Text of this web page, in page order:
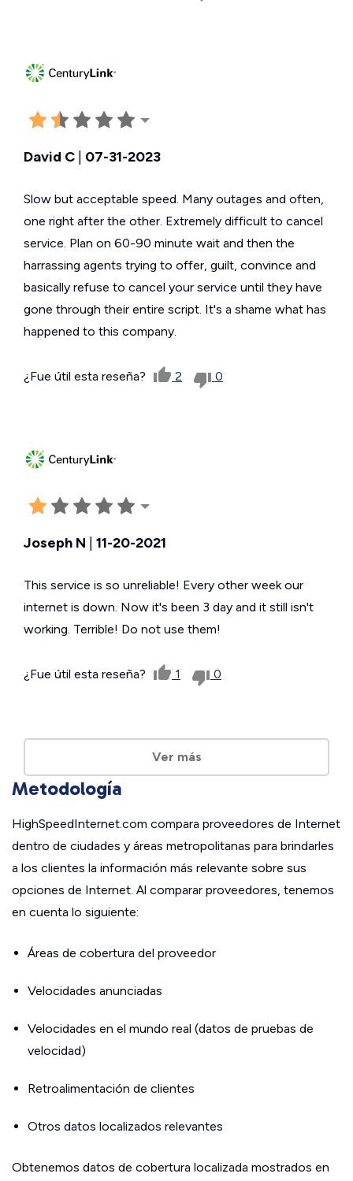
David C | 07-31-2023
Slow but acceptable speed. Many outages and often,
one right after the other. Extremely difficult to cancel
service. Plan on 60-90 minute wait and then the
harrassing agents trying to offer, guilt, convince and
basically refuse to cancel your service until they have
gone through their entire script. It's a shame what has
happened to this company.
¿Fue útil esta reseña? 2 0
Joseph N 11-20-2021
This service is so unreliable! Every other week our
internet is down. Now it's been 3 day and it still isn't
working. Terrible! Do not use them!
¿Fue útil esta reseña? 1 0
Ver más
Metodología
HighSpeedInternet.com compara proveedores de Internet
dentro de ciudades y áreas metropolitanas para brindarles
a los clientes la información más relevante sobre sus
opciones de Internet. Al comparar proveedores, tenemos
en cuenta lo siguiente:
Áreas de cobertura del proveedor
Velocidades anunciadas
Velocidades en el mundo real (datos de pruebas de
velocidad)
Retroalimentación de clientes
Otros datos localizados relevantes
Obtenemos datos de cobertura localizada mostrados en